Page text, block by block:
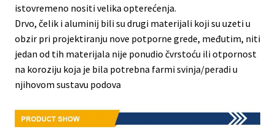
istovremeno nositi velika opterećenja.
Drvo, čelik i aluminij bili su drugi materijali koji su uzeti u
obzir pri projektiranju nove potporne grede, međutim, niti
jedan od tih materijala nije ponudio čvrstoću ili otpornost
na koroziju koja je bila potrebna farmi svinja/peradi u
njihovom sustavu podova